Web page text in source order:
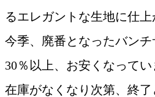
るエレガントな生地に仕上
今季、廃番となったバン
30％以上、お安くなってい
在庫がなくなり次第、終